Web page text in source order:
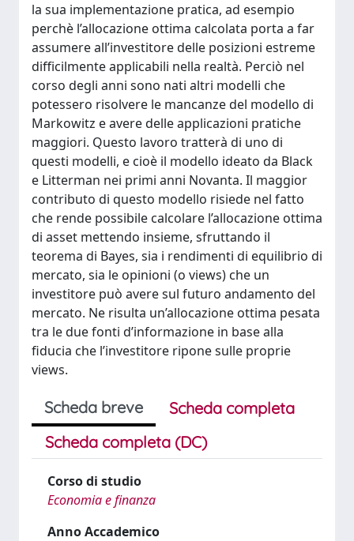
la sua implementazione pratica, ad esempio
perchè l’allocazione ottima calcolata porta a far
assumere all’investitore delle posizioni estreme
difficilmente applicabili nella realtà. Perciò nel
corso degli anni sono nati altri modelli che
potessero risolvere le mancanze del modello di
Markowitz e avere delle applicazioni pratiche
maggiori. Questo lavoro tratterà di uno di
questi modelli, e cioè il modello ideato da Black
e Litterman nei primi anni Novanta. Il maggior
contributo di questo modello risiede nel fatto
che rende possibile calcolare l’allocazione ottima
di asset mettendo insieme, sfruttando il
teorema di Bayes, sia i rendimenti di equilibrio di
mercato, sia le opinioni (o views) che un
investitore può avere sul futuro andamento del
mercato. Ne risulta un’allocazione ottima pesata
tra le due fonti d’informazione in base alla
fiducia che l’investitore ripone sulle proprie
views.
Scheda breve
Scheda completa
Scheda completa (DC)
Corso di studio
Economia e finanza
Anno Accademico